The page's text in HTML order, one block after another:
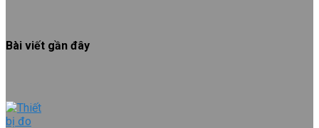
Bài viết gần đây